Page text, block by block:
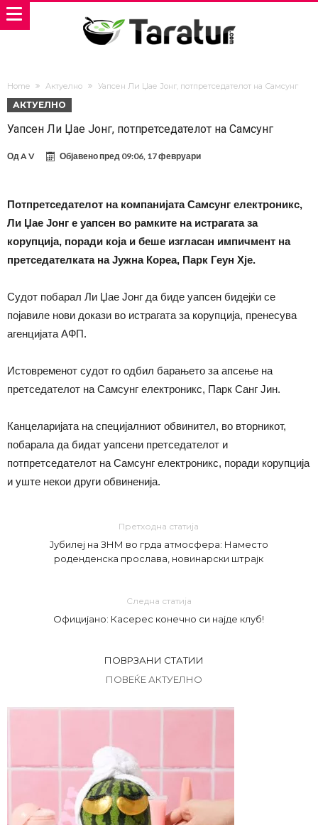
Home Актуелно Уапсен Ли Џае Јонг, потпретседателот на Самсунг
АКТУЕЛНО
Уапсен Ли Џае Јонг, потпретседателот на Самсунг
ОдA V Објавено пред 09:06, 17 февруари
Потпретседателот на компанијата Самсунг електроникс,
Ли Џае Јонг е уапсен во рамките на истрагата за
корупција, поради која и беше изгласан импичмент на
претседателката на Јужна Кореа, Парк Геун Хје.
Судот побарал Ли Џае Јонг да биде уапсен бидејќи се
појавиле нови докази во истрагата за корупција, пренесува
агенцијата АФП.
Истовременот судот го одбил барањето за апсење на
претседателот на Самсунг електроникс, Парк Санг Јин.
Канцеларијата на специјалниот обвинител, во вторникот,
побарала да бидат уапсени претседателот и
потпретседателот на Самсунг електроникс, поради корупција
и уште некои други обвиненија.
Претходна статија
Јубилеј на ЗНМ во грда атмосфера: Наместо
роденденска прослава, новинарски штрајк
Следна статија
Официјано: Касерес конечно си најде клуб!
ПОВРЗАНИ СТАТИИ
ПОВЕЌЕ АКТУЕЛНО